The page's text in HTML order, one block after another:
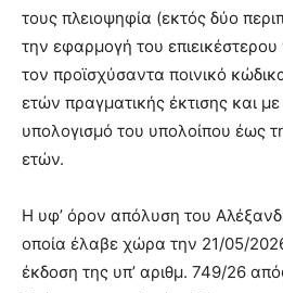
τους πλειοψηφία (εκτός δύο
την εφαρμογή του
τον προϊσχύσαντα ποινικό
ετών πραγματικής έκτισης και με
υπολογισμό του υπολοίπου έως
ετών.
Η υφ’ όρον απόλυση του
οποία έλαβε χώρα την 21/05/
έκδοση της υπ’ αριθμ. 749/26